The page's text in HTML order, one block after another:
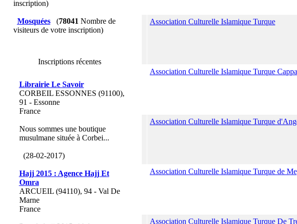
inscription)
Mosquées (78041 Nombre de
visiteurs de votre inscription)
Inscriptions récentes
Librairie Le Savoir
CORBEIL ESSONNES (91100),
91 - Essonne
France
Nous sommes une boutique
musulmane située à Corbei...
(28-02-2017)
Hajj 2015 : Agence Hajj Et
Omra
ARCUEIL (94110), 94 - Val De
Marne
France
Association Culturelle Islamique Turque
Association Culturelle Islamique Turque
Association Culturelle Islamique Turque
Association Culturelle Islamique Turque de
Association Culturelle Islamique Turque De